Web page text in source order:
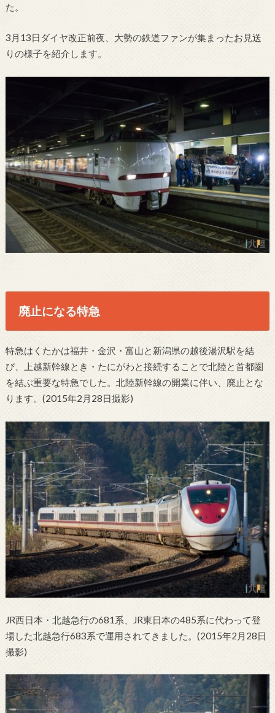
た。
3月13日ダイヤ改正前夜、大勢の鉄道ファンが集まったお見送
りの様子を紹介します。
廃止になる特急
特急はくたかは福井・金沢・富山と新潟県の越後湯沢駅を結
び、上越新幹線とき・たにがわと接続することで北陸と首都圏
を結ぶ重要な特急でした。北陸新幹線の開業に伴い、廃止とな
ります。(2015年2月28日撮影)
JR西日本・北越急行の681系、JR東日本の485系に代わって登
場した北越急行683系で運用されてきました。(2015年2月28日
撮影)